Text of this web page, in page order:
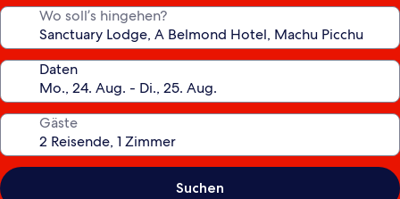
Wo soll’s hingehen?
Daten
Gäste
Suchen